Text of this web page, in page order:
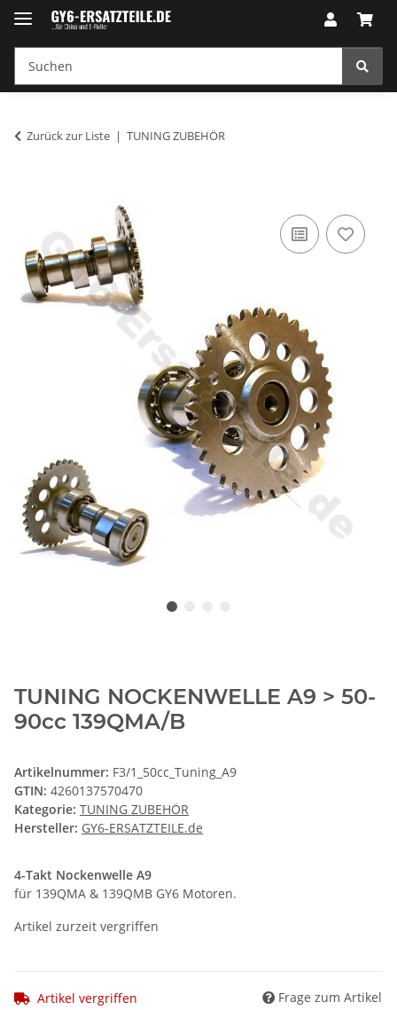
Zurück zur Liste TUNING ZUBEHÖR
TUNING NOCKENWELLE A9 > 50-
90cc 139QMA/B
Artikelnummer: F3/1_50cc_Tuning_A9
GTIN: 4260137570470
Kategorie: TUNING ZUBEHÖR
Hersteller: GY6-ERSATZTEILE.de
4-Takt Nockenwelle A9
für 139QMA & 139QMB GY6 Motoren.
Artikel zurzeit vergriffen
Artikel vergriffen Frage zum Artikel